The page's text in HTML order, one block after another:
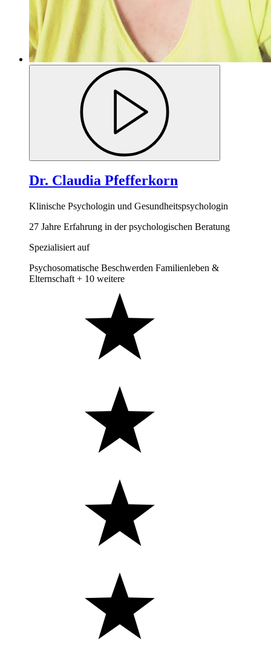
Dr. Claudia Pfefferkorn
Klinische Psychologin und Gesundheitspsychologin
27 Jahre Erfahrung in der psychologischen Beratung
Spezialisiert auf
Psychosomatische Beschwerden Familienleben &
Elternschaft + 10 weitere